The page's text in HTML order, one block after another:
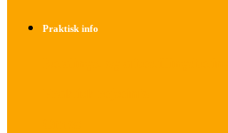
Praktisk info